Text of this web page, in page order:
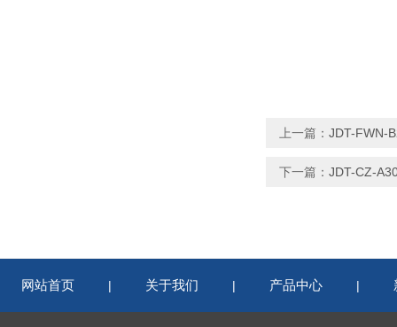
上一篇： JDT-FWN-
下一篇： JDT-CZ-
网站首页 | 关于我们 | 产品中心 |